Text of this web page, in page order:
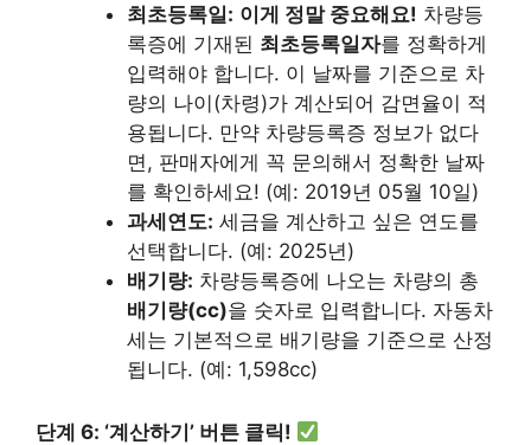
최초등록일: 이게 정말 중요해요! 차량등
록증에 기재된 최초등록일자를 정확하게
입력해야 합니다. 이 날짜를 기준으로 차
량의 나이(차령)가 계산되어 감면율이 적
용됩니다. 만약 차량등록증 정보가 없다
면, 판매자에게 꼭 문의해서 정확한 날짜
를 확인하세요! (예: 2019년 05월 10일)
과세연도: 세금을 계산하고 싶은 연도를
선택합니다. (예: 2025년)
배기량: 차량등록증에 나오는 차량의 총
배기량(cc)을 숫자로 입력합니다. 자동차
세는 기본적으로 배기량을 기준으로 산정
됩니다. (예: 1,598cc)
단계 6: ‘계산하기’ 버튼 클릭!